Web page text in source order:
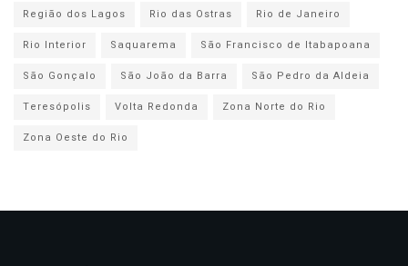
Região dos Lagos
Rio das Ostras
Rio de Janeiro
Rio Interior
Saquarema
São Francisco de Itabapoana
São Gonçalo
São João da Barra
São Pedro da Aldeia
Teresópolis
Volta Redonda
Zona Norte do Rio
Zona Oeste do Rio